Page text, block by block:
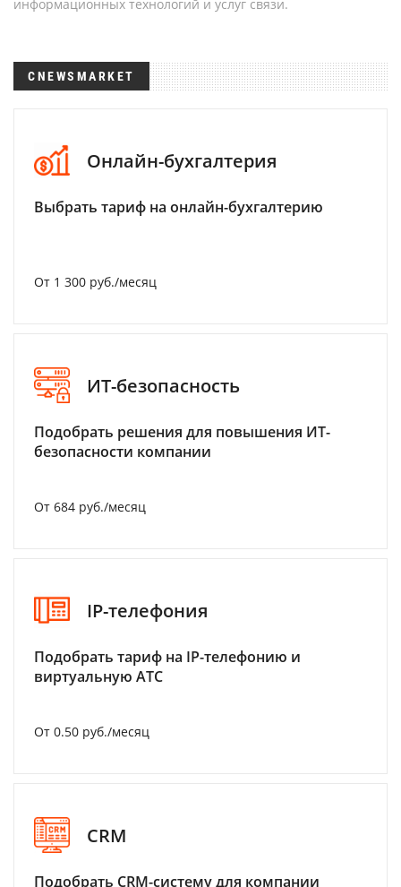
информационных технологий и услуг связи.
CNEWSMARKET
Онлайн-бухгалтерия
Выбрать тариф на онлайн-бухгалтерию
От 1 300 руб./месяц
ИТ-безопасность
Подобрать решения для повышения ИТ-
безопасности компании
От 684 руб./месяц
IP-телефония
Подобрать тариф на IP-телефонию и
виртуальную АТС
От 0.50 руб./месяц
CRM
Подобрать CRM-систему для компании